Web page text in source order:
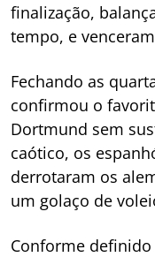
finalização,
tempo, e
Fechando as
confirmou o
Dortmund sem
caótico, os
derrotaram os
um golaço de
Conforme